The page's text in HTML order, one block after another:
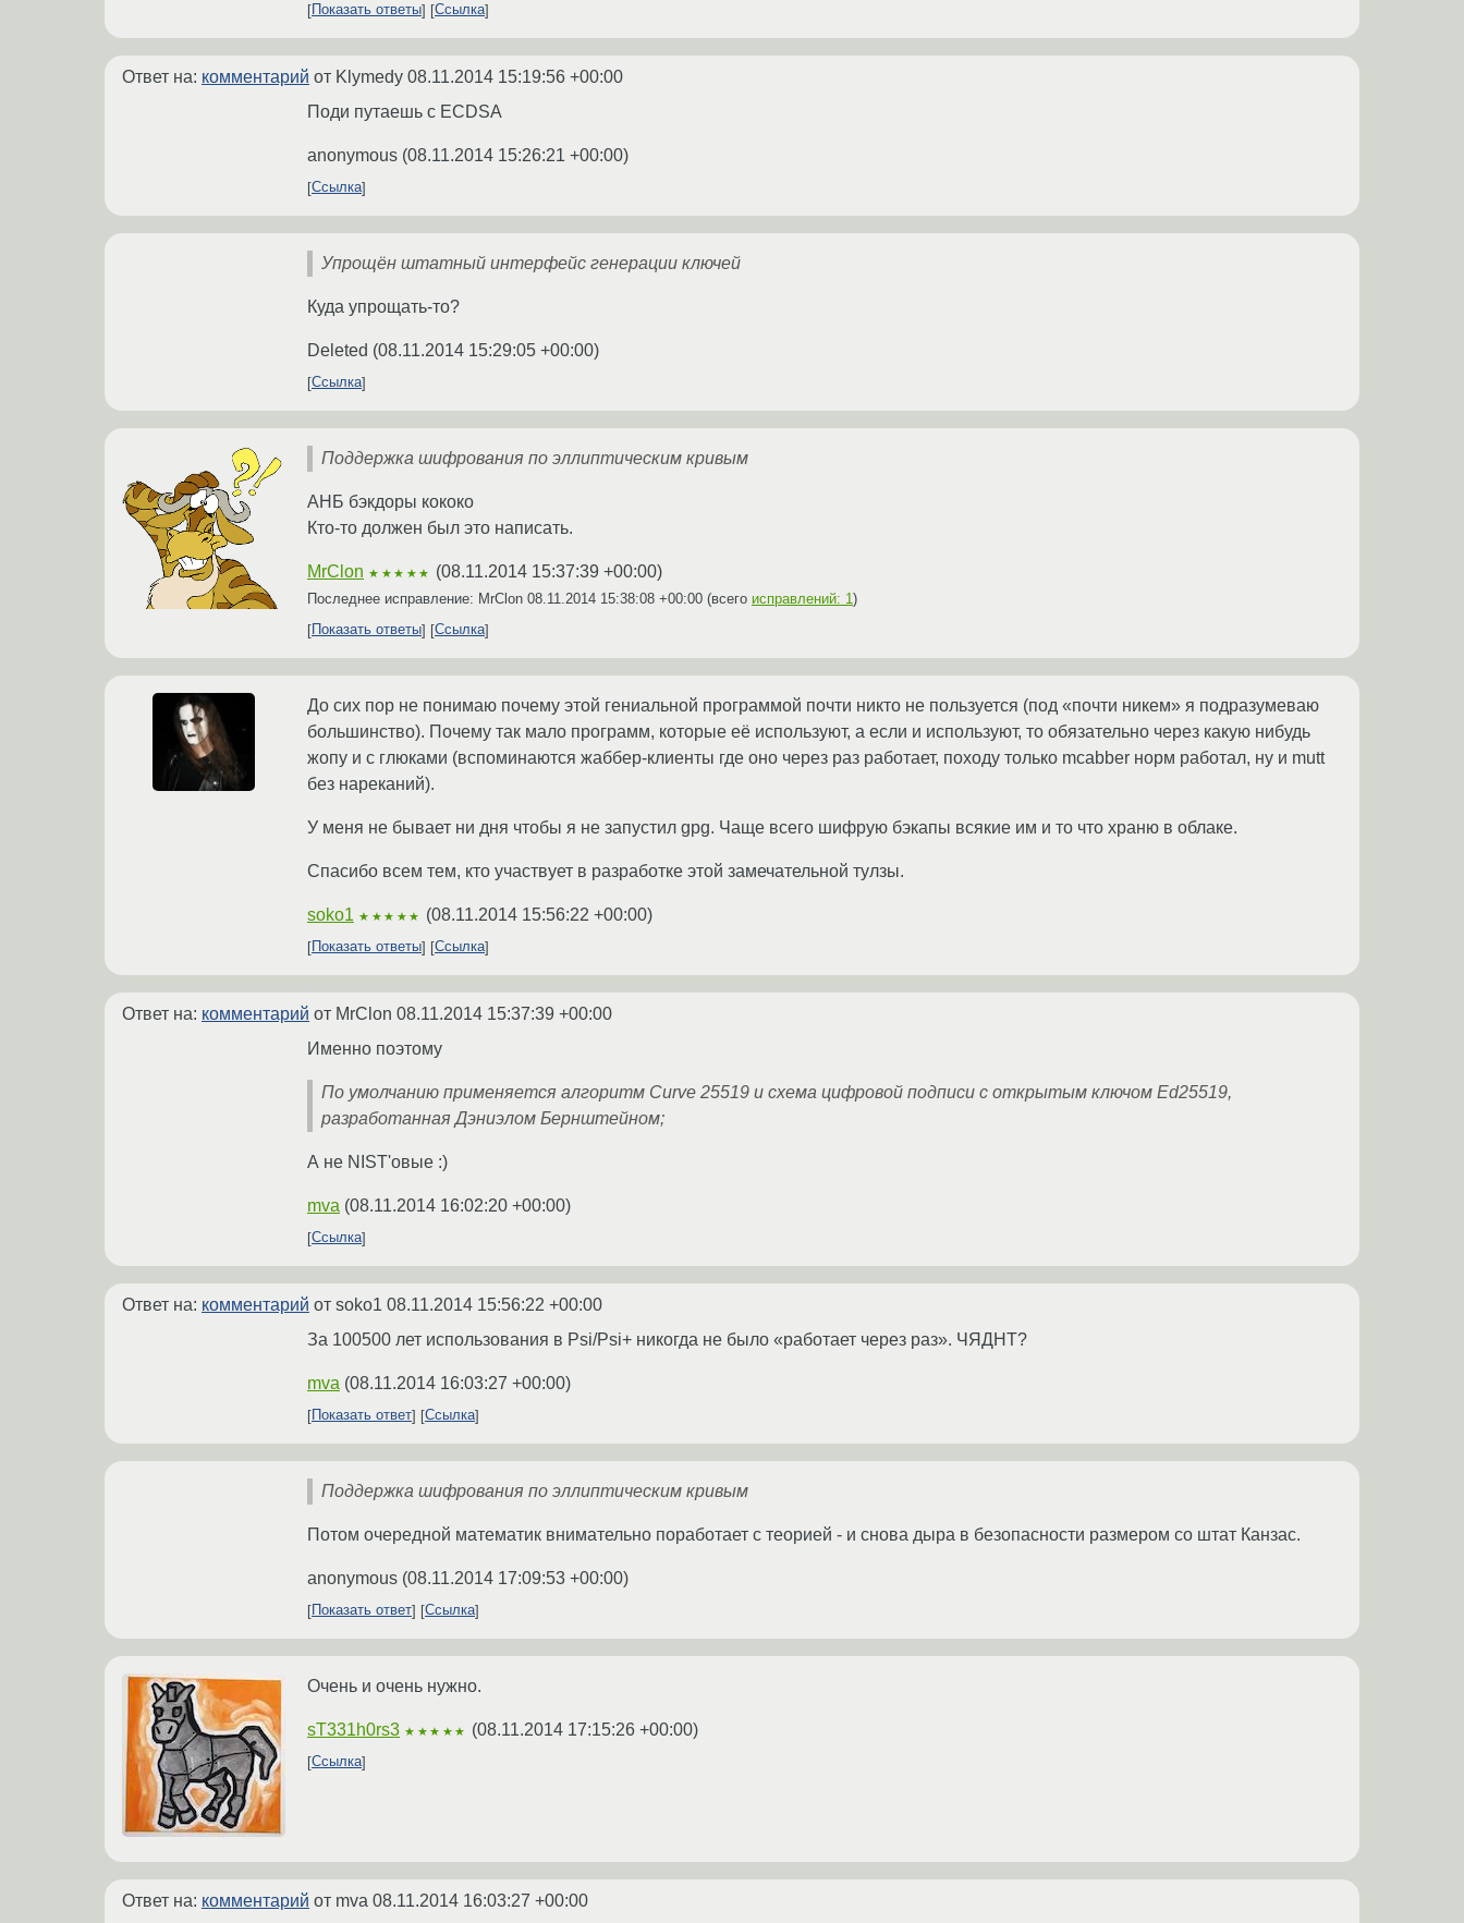
Показать ответы Ссылка
Ответ на: комментарий от Klymedy 08.11.2014 15:19:56 +00:00
Поди путаешь с ECDSA
anonymous (08.11.2014 15:26:21 +00:00)
Ссылка
Упрощён штатный интерфейс генерации ключей
Куда упрощать-то?
Deleted (08.11.2014 15:29:05 +00:00)
Ссылка
Поддержка шифрования по эллиптическим кривым
АНБ бэкдоры кококо
Кто-то должен был это написать.
MrClon ★★★★★ (08.11.2014 15:37:39 +00:00)
Последнее исправление: MrClon 08.11.2014 15:38:08 +00:00 (всего исправлений: 1 )
Показать ответы
Ссылка
До сих пор не понимаю почему этой гениальной программой почти никто не пользуется (под «почти никем» я подразумеваю
большинство). Почему так мало программ, которые её используют, а если и используют, то обязательно через какую нибудь
жопу и с глюками (вспоминаются жаббер-клиенты где оно через раз работает, походу только mcabber норм работал, ну и mutt
без нареканий).
У меня не бывает ни дня чтобы я не запустил gpg. Чаще всего шифрую бэкапы всякие им и то что храню в облаке.
Спасибо всем тем, кто участвует в разработке этой замечательной тулзы.
soko1 ★★★★★ (08.11.2014 15:56:22 +00:00)
Показать ответы Ссылка
Ответ на: комментарий от MrClon 08.11.2014 15:37:39 +00:00
Именно поэтому
По умолчанию применяется алгоритм Curve 25519 и схема цифровой подписи с открытым ключом Ed25519,
разработанная Дэниэлом Бернштейном;
А не NIST'овые :)
mva (08.11.2014 16:02:20 +00:00)
Ссылка
Ответ на: комментарий от soko1 08.11.2014 15:56:22 +00:00
За 100500 лет использования в Psi/Psi+ никогда не было «работает через раз». ЧЯДНТ?
mva (08.11.2014 16:03:27 +00:00)
Показать ответ Ссылка
Поддержка шифрования по эллиптическим кривым
Потом очередной математик внимательно поработает с теорией - и снова дыра в безопасности размером со штат Канзас.
anonymous (08.11.2014 17:09:53 +00:00)
Показать ответ Ссылка
Очень и очень нужно.
sT331h0rs3 ★★★★★ (08.11.2014 17:15:26 +00:00)
Ссылка
Ответ на: комментарий от mva 08.11.2014 16:03:27 +00:00